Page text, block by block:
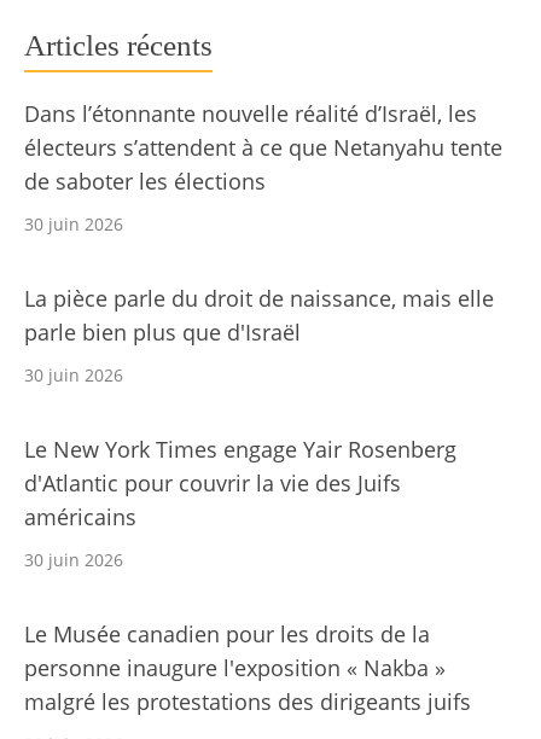
Articles récents
Dans l’étonnante nouvelle réalité d’Israël, les
électeurs s’attendent à ce que Netanyahu tente
de saboter les élections
30 juin 2026
La pièce parle du droit de naissance, mais elle
parle bien plus que d'Israël
30 juin 2026
Le New York Times engage Yair Rosenberg
d'Atlantic pour couvrir la vie des Juifs
américains
30 juin 2026
Le Musée canadien pour les droits de la
personne inaugure l'exposition « Nakba »
malgré les protestations des dirigeants juifs